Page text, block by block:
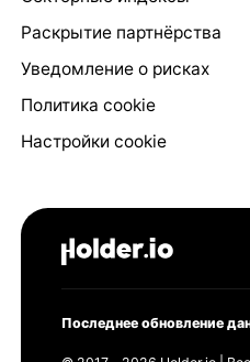
Раскрытие партнёрства
Уведомление о рисках
Политика cookie
Настройки cookie
Последнее обновление